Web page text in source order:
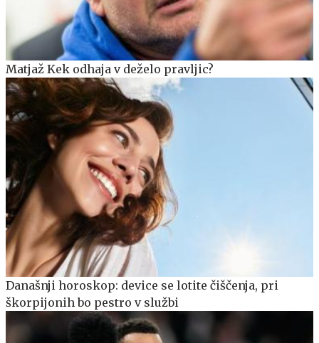
Matjaž Kek odhaja v deželo pravljic?
Današnji horoskop: device se lotite čiščenja, pri
škorpijonih bo pestro v službi